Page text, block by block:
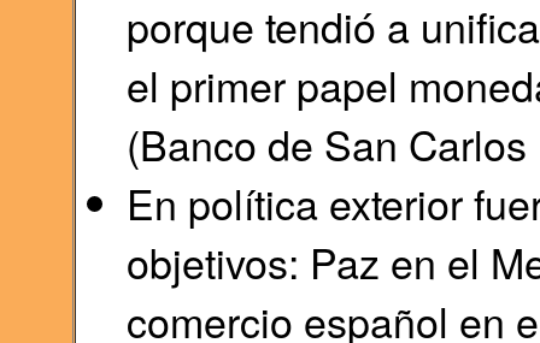
porque tendió a
el primer papel
(Banco de San
En política exterior
objetivos: Paz en el
comercio español en